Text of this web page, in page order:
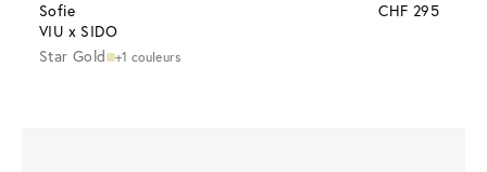
Sofie
VIU x SIDO
CHF 295
Star Gold +1 couleurs